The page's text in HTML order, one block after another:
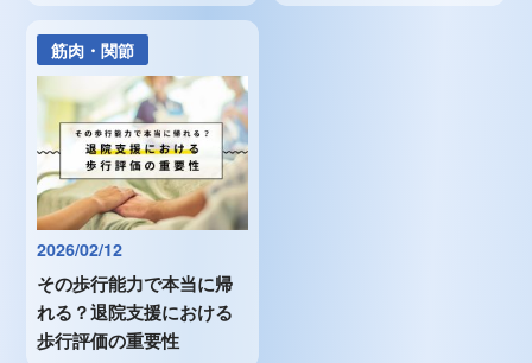
筋肉・関節
2026/02/12
その歩行能力で本当に帰
れる？退院支援における
歩行評価の重要性